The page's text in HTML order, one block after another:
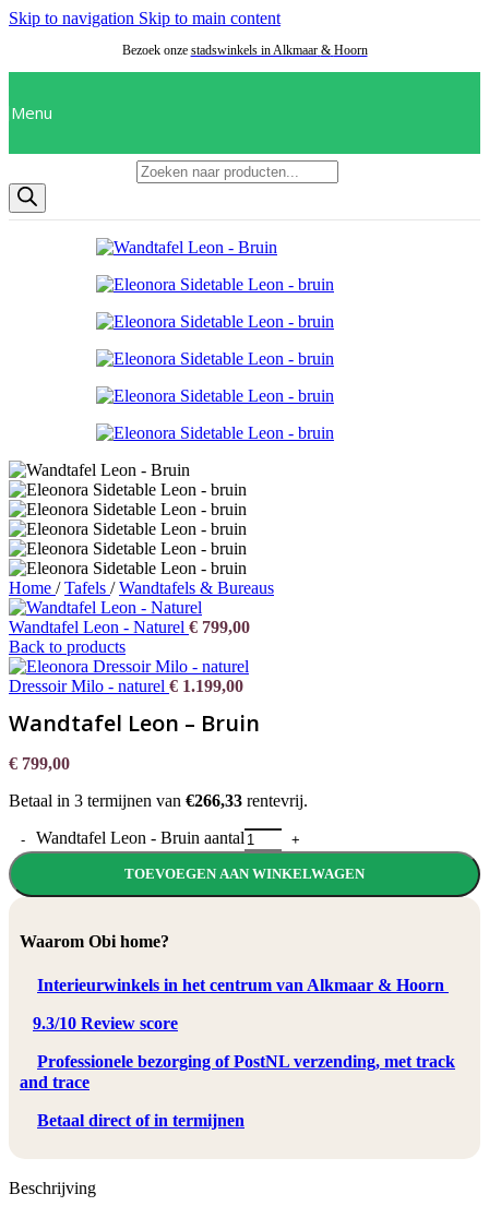
Skip to navigation Skip to main content
Bezoek onze stadswinkels in Alkmaar & Hoorn
Menu
Home / Tafels / Wandtafels & Bureaus
Wandtafel Leon - Naturel € 799,00
Back to products
Dressoir Milo - naturel € 1.199,00
Wandtafel Leon – Bruin
€ 799,00
Betaal in 3 termijnen van €266,33 rentevrij.
Wandtafel Leon - Bruin aantal
TOEVOEGEN AAN WINKELWAGEN
Waarom Obi home?
Interieurwinkels in het centrum van Alkmaar & Hoorn
9.3/10 Review score
Professionele bezorging of PostNL verzending, met track
and trace
Betaal direct of in termijnen
Beschrijving